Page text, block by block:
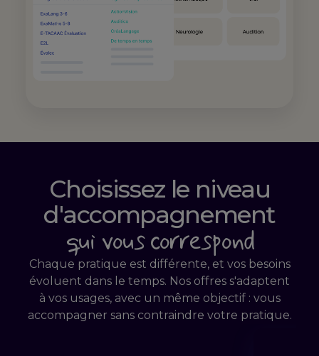
Choisissez le niveau
d'accompagnement
qui vous correspond
Chaque pratique est différente, et vos besoins
évoluent dans le temps. Nos offres s'adaptent
à vos usages, avec un même objectif : vous
accompagner sans contraindre votre pratique.